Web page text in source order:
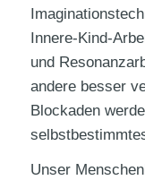
Innere-Kind-
und
andere besser
Blockaden
Unser